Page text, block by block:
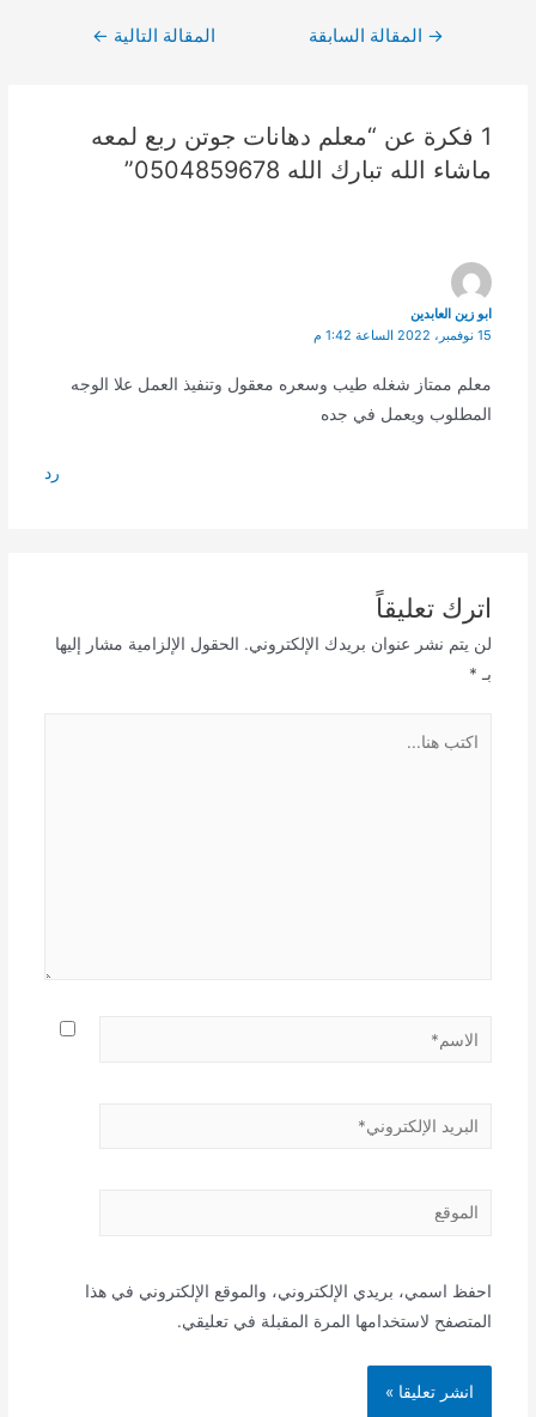
تصفّح→ المقالة السابقة المقالة التالية ←
1 فكرة عن “معلم دهانات جوتن ربع لمعه
ماشاء الله تبارك الله 0504859678”
ابو زين العابدين
15 نوفمبر، 2022 الساعة 1:42 م
معلم ممتاز شغله طيب وسعره معقول وتنفيذ العمل علا الوجه
المطلوب ويعمل في جده
رد
اترك تعليقاً
لن يتم نشر عنوان بريدك الإلكتروني. الحقول الإلزامية مشار إليها
بـ *
الاسم*
البريد
الموقع
احفظ اسمي، بريدي الإلكتروني، والموقع الإلكتروني في هذا
المتصفح لاستخدامها المرة المقبلة في تعليقي.